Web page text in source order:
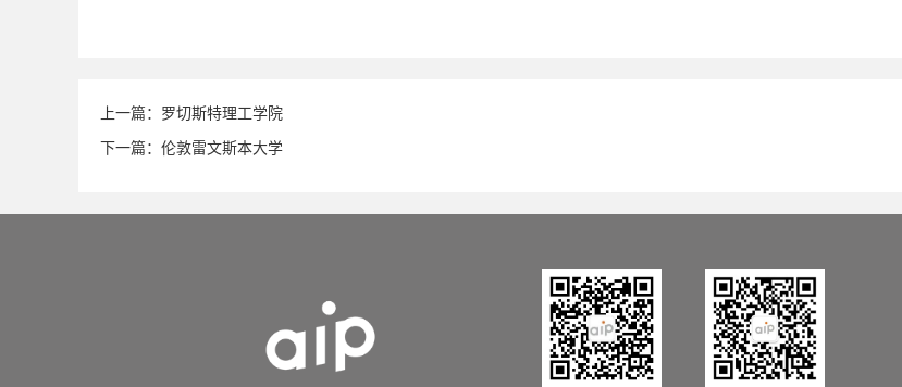
上一篇： 罗切斯特理工学院
下一篇： 伦敦雷文斯本大学